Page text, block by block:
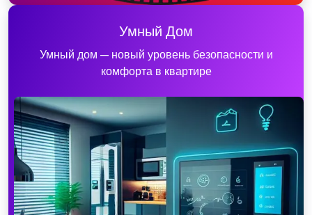
Умный Дом
Умный дом — новый уровень безопасности и
комфорта в квартире